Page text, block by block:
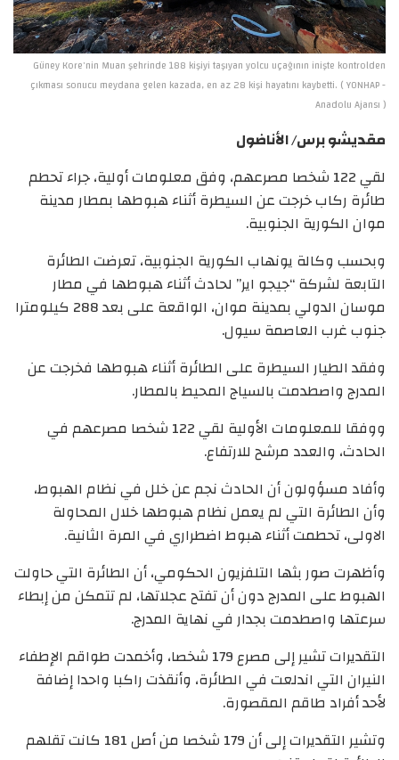
Güney Kore'nin Muan şehrinde 188 kişiyi taşıyan yolcu uçağının inişte kontrolden
çıkması sonucu meydana gelen kazada, en az 28 kişi hayatını kaybetti. ( YONHAP -
Anadolu Ajansı )
مقديشو برس/ الأناضول
لقي 122 شخصا مصرعهم، وفق معلومات أولية، جراء تحطم
طائرة ركاب خرجت عن السيطرة أثناء هبوطها بمطار مدينة
موان الكورية الجنوبية.
وبحسب وكالة يونهاب الكورية الجنوبية، تعرضت الطائرة
التابعة لشركة “جيجو اير” لحادث أثناء هبوطها في مطار
موسان الدولي بمدينة موان، الواقعة على بعد 288 كيلومترا
جنوب غرب العاصمة سيول.
وفقد الطيار السيطرة على الطائرة أثناء هبوطها فخرجت عن
المدرج واصطدمت بالسياج المحيط بالمطار.
ووفقا للمعلومات الأولية لقي 122 شخصا مصرعهم في
الحادث، والعدد مرشح للارتفاع.
وأفاد مسؤولون أن الحادث نجم عن خلل في نظام الهبوط،
وأن الطائرة التي لم يعمل نظام هبوطها خلال المحاولة
الاولى، تحطمت أثناء هبوط اضطراري في المرة الثانية.
وأظهرت صور بثها التلفزيون الحكومي، أن الطائرة التي حاولت
الهبوط على المدرج دون أن تفتح عجلاتها، لم تتمكن من إبطاء
سرعتها واصطدمت بجدار في نهاية المدرج.
التقديرات تشير إلى مصرع 179 شخصا، وأخمدت طواقم الإطفاء
النيران التي اندلعت في الطائرة، وأنقذت راكبا واحدا إضافة
لأحد أفراد طاقم المقصورة.
وتشير التقديرات إلى أن 179 شخصا من أصل 181 كانت تقلهم